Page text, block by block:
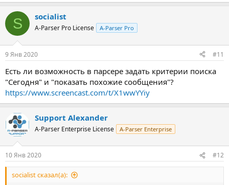
S socialist
A-Parser Pro License A-Parser Pro
9 Янв 2020 #11
Есть ли возможность в парсере задать критерии поиска
"Сегодня" и "показать похожие сообщения"?
https://www.screencast.com/t/X1wwYYiy
Support Alexander
A-Parser Enterprise License A-Parser Enterprise
10 Янв 2020 #12
socialist сказал(а):